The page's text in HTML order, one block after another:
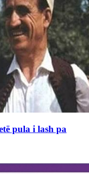
pula i lash pa